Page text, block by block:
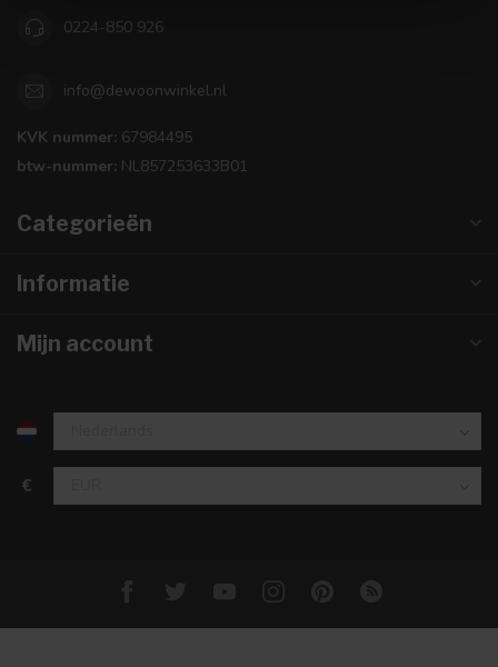
0224-850 926
info@dewoonwinkel.nl
KVK nummer: 67984495
btw-nummer: NL857253633B01
Categorieën
Informatie
Mijn account
€